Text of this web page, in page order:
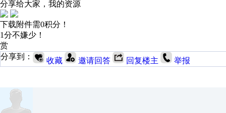
分享给大家，我的资源
下载附件需0积分！
1分不嫌少！
赏
分享到：
收藏 邀请回答 回复楼主 举报